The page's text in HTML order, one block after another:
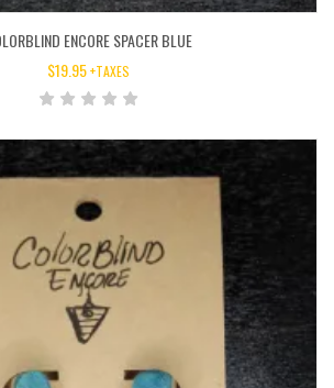
ENCORE SPACER BLUE
$19.95 +TAXES